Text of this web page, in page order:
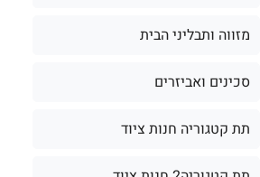
מזווה ותבליני הבית
סכינים ואביזרים
תת קטגוריה חנות ציוד